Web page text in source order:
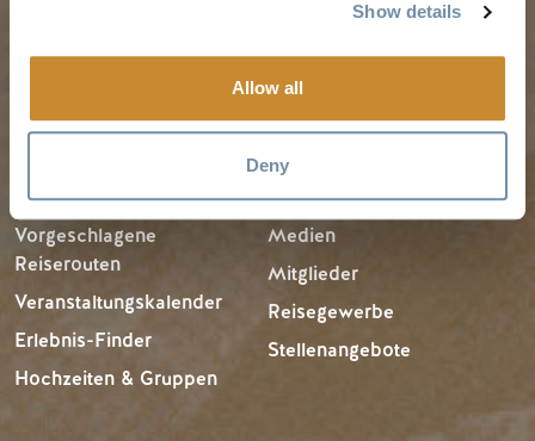
Show details
Allow all
Deny
LLMs Info
Vorgeschlagene
Reiserouten
Veranstaltungskalender
Erlebnis-Finder
Hochzeiten & Gruppen
RESSOURCEN
Medien
Mitglieder
Reisegewerbe
Stellenangebote